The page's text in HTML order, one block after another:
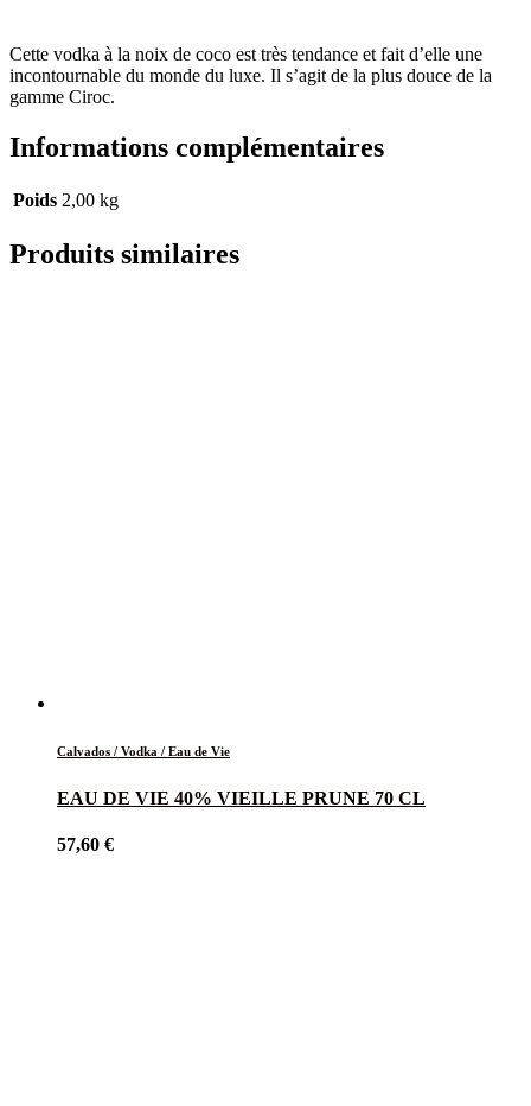
Cette vodka à la noix de coco est très tendance et fait d’elle une
incontournable du monde du luxe. Il s’agit de la plus douce de la
gamme Ciroc.
Informations complémentaires
Poids 2,00 kg
Produits similaires
Calvados / Vodka / Eau de Vie
EAU DE VIE 40% VIEILLE PRUNE 70 CL
57,60 €